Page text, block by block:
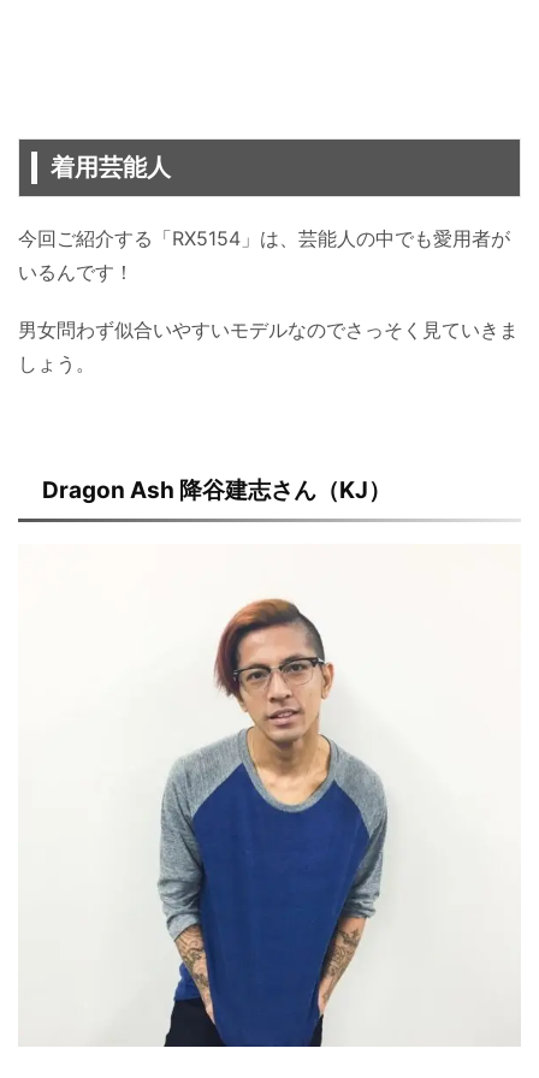
着用芸能人
今回ご紹介する「RX5154」は、芸能人の中でも愛用者が
いるんです！
男女問わず似合いやすいモデルなのでさっそく見ていきま
しょう。
Dragon Ash 降谷建志さん（KJ）